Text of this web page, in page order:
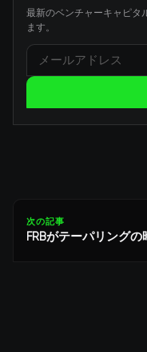
最新のベンチャーキャピタ
ます。
次の記事
FRBがテーパリング